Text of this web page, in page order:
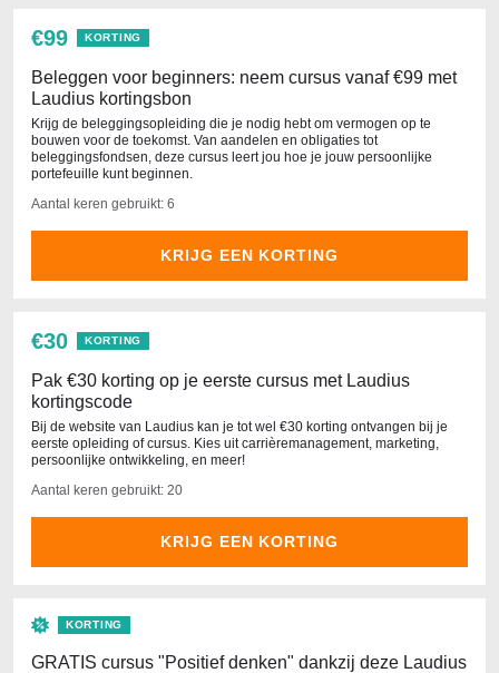
€99 KORTING
Beleggen voor beginners: neem cursus vanaf €99 met
Laudius kortingsbon
Krijg de beleggingsopleiding die je nodig hebt om vermogen op te
bouwen voor de toekomst. Van aandelen en obligaties tot
beleggingsfondsen, deze cursus leert jou hoe je jouw persoonlijke
portefeuille kunt beginnen.
Aantal keren gebruikt: 6
KRIJG EEN KORTING
€30 KORTING
Pak €30 korting op je eerste cursus met Laudius
kortingscode
Bij de website van Laudius kan je tot wel €30 korting ontvangen bij je
eerste opleiding of cursus. Kies uit carrièremanagement, marketing,
persoonlijke ontwikkeling, en meer!
Aantal keren gebruikt: 20
KRIJG EEN KORTING
KORTING
GRATIS cursus "Positief denken" dankzij deze Laudius